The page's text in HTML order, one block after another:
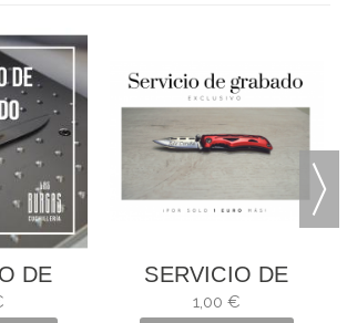
DE
SERVICIO DE
GRABADO
1,00 €